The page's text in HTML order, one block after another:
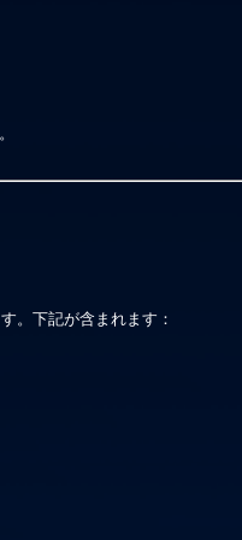
。下記が含まれます：